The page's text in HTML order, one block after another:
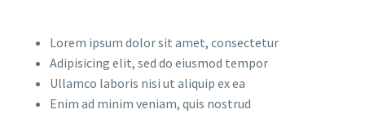
Lorem ipsum dolor sit amet, consectetur
Adipisicing elit, sed do eiusmod tempor
Ullamco laboris nisi ut aliquip ex ea
Enim ad minim veniam, quis nostrud